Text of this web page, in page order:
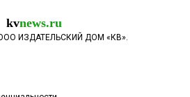
kvnews.ru
ИЗДАТЕЛЬСКИЙ ДОМ «КВ».